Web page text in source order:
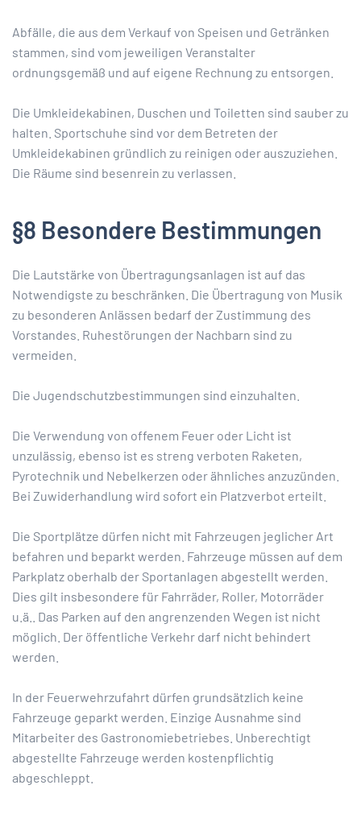
Abfälle, die aus dem Verkauf von Speisen und Getränken
stammen, sind vom jeweiligen Veranstalter
ordnungsgemäß und auf eigene Rechnung zu entsorgen.
Die Umkleidekabinen, Duschen und Toiletten sind sauber zu
halten. Sportschuhe sind vor dem Betreten der
Umkleidekabinen gründlich zu reinigen oder auszuziehen.
Die Räume sind besenrein zu verlassen.
§8 Besondere Bestimmungen
Die Lautstärke von Übertragungsanlagen ist auf das
Notwendigste zu beschränken. Die Übertragung von Musik
zu besonderen Anlässen bedarf der Zustimmung des
Vorstandes. Ruhestörungen der Nachbarn sind zu
vermeiden.
Die Jugendschutzbestimmungen sind einzuhalten.
Die Verwendung von offenem Feuer oder Licht ist
unzulässig, ebenso ist es streng verboten Raketen,
Pyrotechnik und Nebelkerzen oder ähnliches anzuzünden.
Bei Zuwiderhandlung wird sofort ein Platzverbot erteilt.
Die Sportplätze dürfen nicht mit Fahrzeugen jeglicher Art
befahren und beparkt werden. Fahrzeuge müssen auf dem
Parkplatz oberhalb der Sportanlagen abgestellt werden.
Dies gilt insbesondere für Fahrräder, Roller, Motorräder
u.ä.. Das Parken auf den angrenzenden Wegen ist nicht
möglich. Der öffentliche Verkehr darf nicht behindert
werden.
In der Feuerwehrzufahrt dürfen grundsätzlich keine
Fahrzeuge geparkt werden. Einzige Ausnahme sind
Mitarbeiter des Gastronomiebetriebes. Unberechtigt
abgestellte Fahrzeuge werden kostenpflichtig
abgeschleppt.